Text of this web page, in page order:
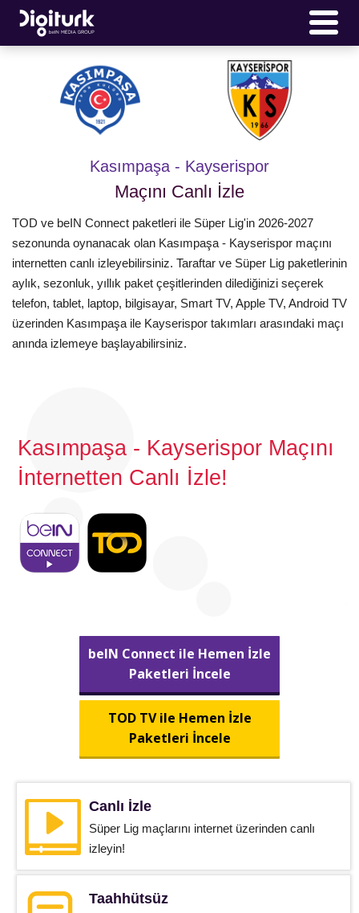
Kasımpaşa - Kayserispor
Maçını Canlı İzle
TOD ve beIN Connect paketleri ile Süper Lig'in 2026-2027
sezonunda oynanacak olan Kasımpaşa - Kayserispor maçını
internetten canlı izleyebilirsiniz. Taraftar ve Süper Lig paketlerinin
aylık, sezonluk, yıllık paket çeşitlerinden dilediğinizi seçerek
telefon, tablet, laptop, bilgisayar, Smart TV, Apple TV, Android TV
üzerinden Kasımpaşa ile Kayserispor takımları arasındaki maçı
anında izlemeye başlayabilirsiniz.
Kasımpaşa - Kayserispor Maçını
İnternetten Canlı İzle!
beIN Connect ile Hemen İzle
Paketleri İncele
TOD TV ile Hemen İzle
Paketleri İncele
Canlı İzle
Süper Lig maçlarını internet üzerinden canlı
izleyin!
Taahhütsüz